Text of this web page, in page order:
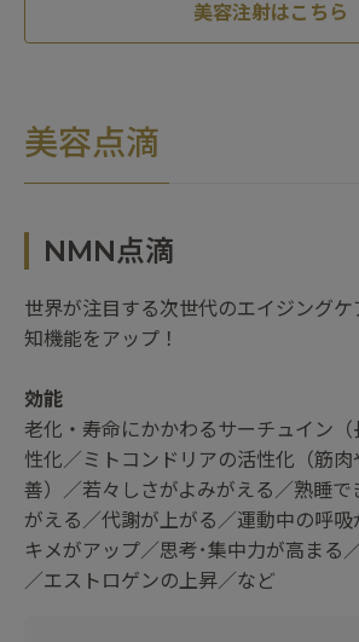
美容注射はこちら
美容点滴
NMN点滴
世界が注目する次世代のエイジング
知機能をアップ！
効能
老化・寿命にかかわるサーチュイン
性化／ミトコンドリアの活性化（筋
善）／若々しさがよみがえる／熟睡で
がえる／代謝が上がる／運動中の呼
キメがアップ／思考･集中力が高まる
／エストロゲンの上昇／など